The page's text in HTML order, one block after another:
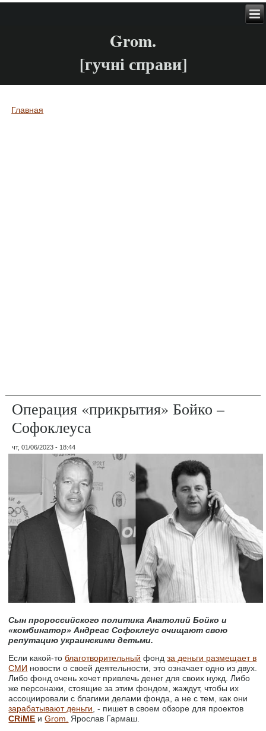
Grom.
[гучні справи]
Вы здесь
Главная
Операция «прикрытия» Бойко –
Софоклеуса
чт, 01/06/2023 - 18:44
Сын пророссийского политика Анатолий Бойко и
«комбинатор» Андреас Софоклеус очищают свою
репутацию украинскими детьми.
Если какой-тоблаготворительный фондза деньги размещает в
СМИ новости о своей деятельности, это означает одно из двух.
Либо фонд очень хочет привлечь денег для своих нужд. Либо
же персонажи, стоящие за этим фондом, жаждут, чтобы их
ассоциировали с благими делами фонда, а не с тем, как они
зарабатывают деньги, - пишет в своем обзоре для проектов
CRiME иGrom. Ярослав Гармаш.